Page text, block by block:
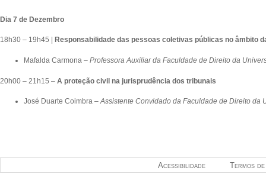
Dia 7 de Dezembro
18h30 – 19h45 | Responsabilidade das pessoas coletivas públicas no âmbito
Mafalda Carmona – Professora Auxiliar da Faculdade de Direito da
20h00 – 21h15 – A proteção civil na jurisprudência dos tribunais
José Duarte Coimbra – Assistente Convidado da Faculdade de Direito da
Termos
Acessibilidade